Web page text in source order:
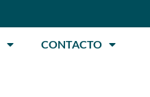
CONTACTO